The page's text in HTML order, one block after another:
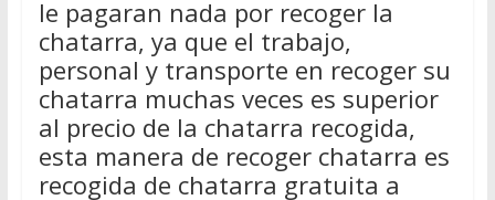
le pagaran nada por recoger la
chatarra, ya que el trabajo,
personal y transporte en recoger su
chatarra muchas veces es superior
al precio de la chatarra recogida,
esta manera de recoger chatarra es
recogida de chatarra gratuita a